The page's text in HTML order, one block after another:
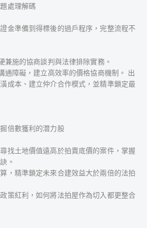
處理解碼
金準備到得標後的過戶程序，完整流程不
兼施的協商談判與法律排除實務。
通障礙，建立高效率的價格協商機制。 出
成本、建立仲介合作模式，並精準鎖定最
倍數獲利的潛力股
找土地價值遠高於拍賣底價的案件，掌握
。
，精準鎖定未來合建效益大於兩倍的法拍
策紅利，如何將法拍屋作為切入都更整合